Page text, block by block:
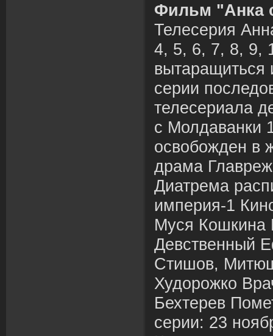
Фильм "Анка
Телесерия
4, 5, 6, 7, 8, 9,
вытаращиться
серии
телесериала
с Молдаванки
освобожден в
драма
Диатрема
империя-1
Муся Кошкина
Девственный
Стишов,
Худорожко
Бехтерев
серии: 23